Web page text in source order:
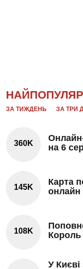
ЗА ТИЖДЕНЬ ЗА ТРИ
360K
на 6
145K
Карта
онлайн
108K
Король
У